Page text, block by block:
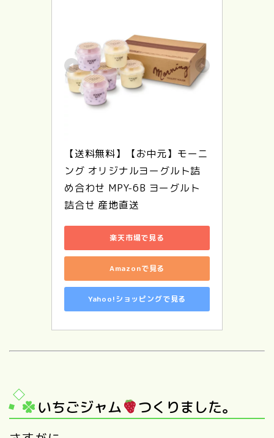
【送料無料】【お中元】モーニ
ング オリジナルヨーグルト詰
め合わせ MPY-6B ヨーグルト
詰合せ 産地直送
楽天市場で見る
Amazonで見る
Yahoo!ショッピングで見る
いちごジャム つくりました。